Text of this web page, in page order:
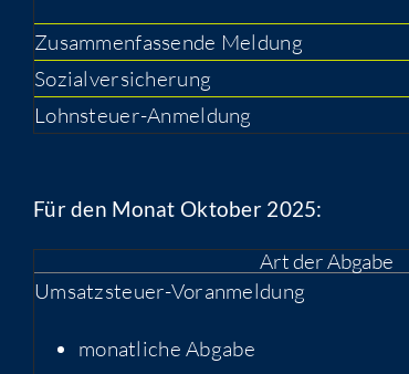
Zusammenfassende Meldung
Sozialversicherung
Lohnsteuer-Anmeldung
Für den Monat Oktober 2025:
Art der Abgabe
Umsatzsteuer-Voranmeldung
monatliche Abgabe